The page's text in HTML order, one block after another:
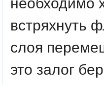
встряхнуть
слоя
это залог